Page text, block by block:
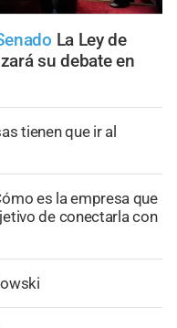
La Ley de
su debate en
tienen que ir al
es la empresa que
de conectarla con